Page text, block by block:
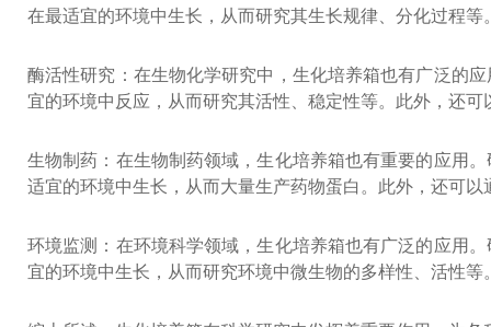
在最适宜的环境中生长，从而研究其生长规律、分化过程
酶活性研究：在生物化学研究中，生化培养箱也有广泛的
宜的环境中反应，从而研究其活性、稳定性等。此外，还
生物制药：在生物制药领域，生化培养箱也有重要的应用
适宜的环境中生长，从而大量生产药物蛋白。此外，还可
环境监测：在环境科学领域，生化培养箱也有广泛的应用
宜的环境中生长，从而研究环境中微生物的多样性、活性等